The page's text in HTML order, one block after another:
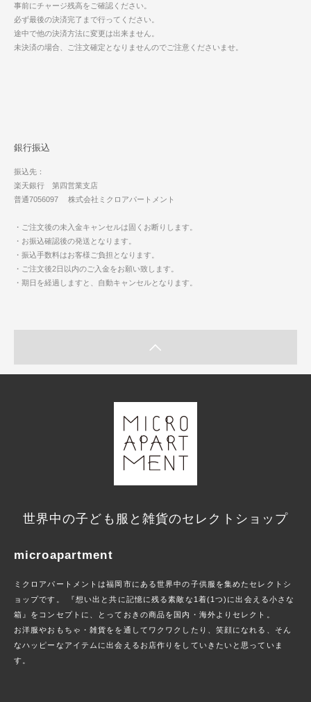
事前にチャージ残高をご確認ください。
必ず最後の決済完了まで行ってください。
途中で他の決済方法に変更は出来ません。
未決済の場合、ご注文確定となりませんのでご注意くださいませ。
銀行振込
振込先：
楽天銀行 第四営業支店
普通7056097 株式会社ミクロアパートメント
・ご注文後の未入金キャンセルは固くお断りします。
・お振込確認後の発送となります。
・振込手数料はお客様ご負担となります。
・ご注文後2日以内のご入金をお願い致します。
・期日を経過しますと、自動キャンセルとなります。
世界中の子ども服と雑貨のセレクトショップ
microapartment
ミクロアパートメントは福岡市にある世界中の子供服を集めたセレクトシ
ョップです。 『想い出と共に記憶に残る素敵な1着(1つ)に出会える小さな
箱』をコンセプトに、とっておきの商品を国内・海外よりセレクト。
お洋服やおもちゃ・雑貨をを通してワクワクしたり、笑顔になれる、そん
なハッピーなアイテムに出会えるお店作りをしていきたいと思っていま
す。